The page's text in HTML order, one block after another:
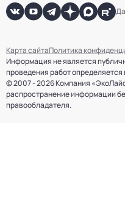
Информация не является
проведения работ
© 2007 - 2026 Компания
распространение информации
правообладателя.
Карта сайтаПолитика